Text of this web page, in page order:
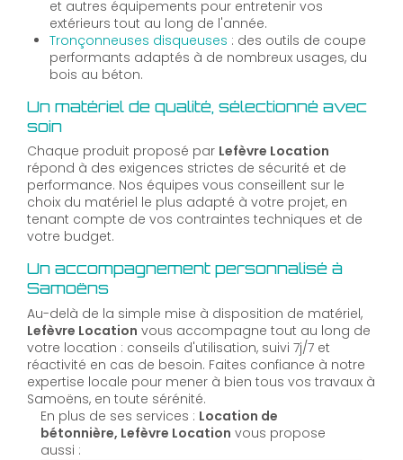
et autres équipements pour entretenir vos
extérieurs tout au long de l'année.
Tronçonneuses disqueuses : des outils de coupe
performants adaptés à de nombreux usages, du
bois au béton.
Un matériel de qualité, sélectionné avec
soin
Chaque produit proposé par Lefèvre Location
répond à des exigences strictes de sécurité et de
performance. Nos équipes vous conseillent sur le
choix du matériel le plus adapté à votre projet, en
tenant compte de vos contraintes techniques et de
votre budget.
Un accompagnement personnalisé à
Samoëns
Au-delà de la simple mise à disposition de matériel,
Lefèvre Location vous accompagne tout au long de
votre location : conseils d'utilisation, suivi 7j/7 et
réactivité en cas de besoin. Faites confiance à notre
expertise locale pour mener à bien tous vos travaux à
Samoëns, en toute sérénité.
En plus de ses services : Location de
bétonnière, Lefèvre Location vous propose
aussi :